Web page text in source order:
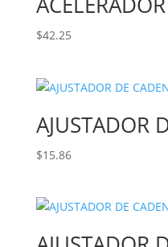
$42.25
AJUSTADOR
$15.86